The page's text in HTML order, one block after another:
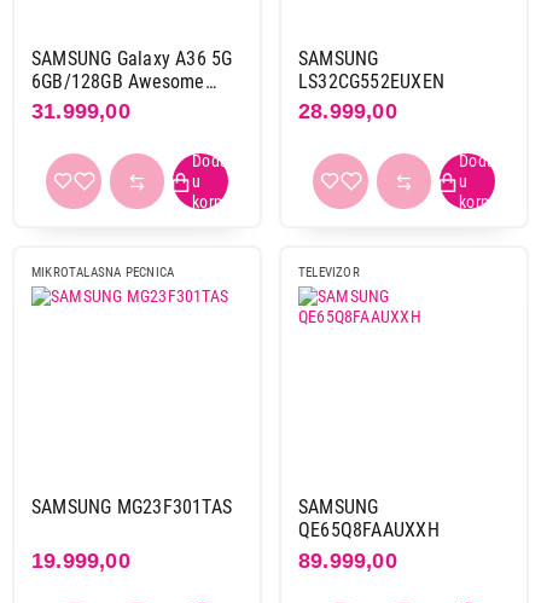
SAMSUNG Galaxy A36 5G
6GB/128GB Awesome
Lavender SM-
A366BLVBEUC
31.999,00
SAMSUNG
LS32CG552EUXEN
28.999,00
MIKROTALASNA PECNICA
SAMSUNG MG23F301TAS
19.999,00
TELEVIZOR
SAMSUNG
QE65Q8FAAUXXH
89.999,00